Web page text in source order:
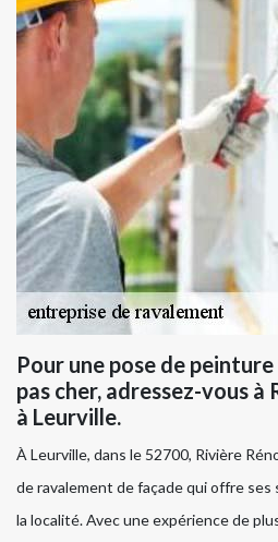
Pour une pose de
pas cher, adressez-vous
à Leurville.
À Leurville, dans le 52700, Rivière
de ravalement de façade qui offre
la localité. Avec une expérience de